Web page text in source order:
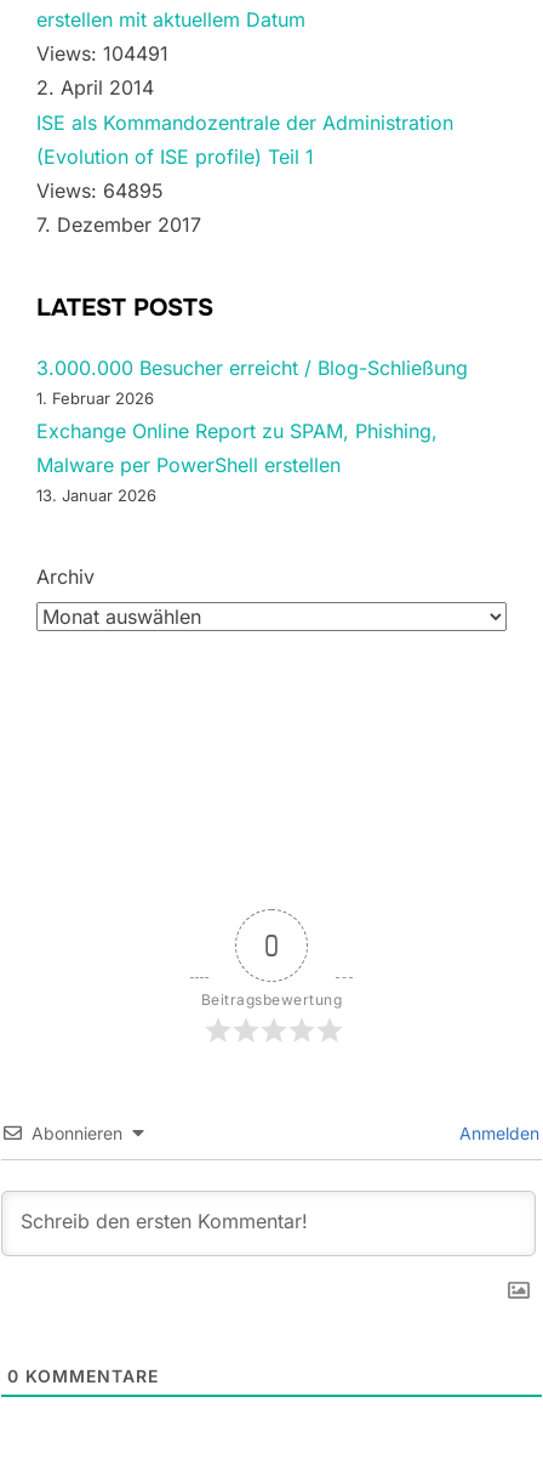
erstellen mit aktuellem Datum
Views: 104491
2. April 2014
ISE als Kommandozentrale der Administration
(Evolution of ISE profile) Teil 1
Views: 64895
7. Dezember 2017
LATEST POSTS
3.000.000 Besucher erreicht / Blog-Schließung
1. Februar 2026
Exchange Online Report zu SPAM, Phishing,
Malware per PowerShell erstellen
13. Januar 2026
Archiv
0
Beitragsbewertung
Abonnieren Anmelden
0 KOMMENTARE